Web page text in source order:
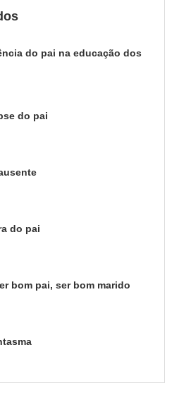
do pai na educação dos
do pai
do pai
bom pai, ser bom marido